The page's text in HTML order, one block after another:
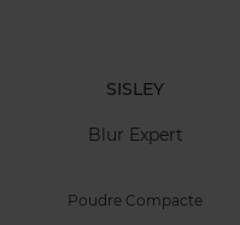
SISLEY
Blur Expert
Poudre Compacte